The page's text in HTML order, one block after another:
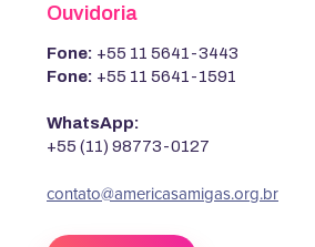
Ouvidoria
Fone: +55 11 5641-3443
Fone: +55 11 5641-1591
WhatsApp:
+55 (11) 98773-0127
contato@americasamigas.org.br